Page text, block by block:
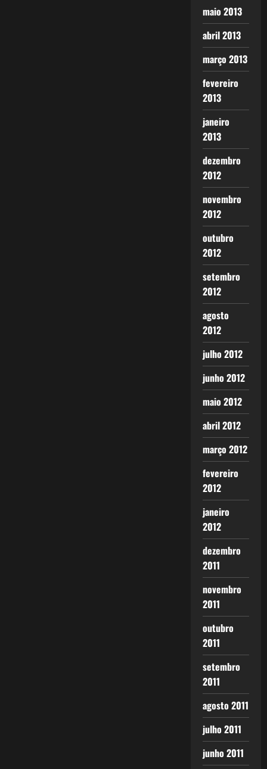
maio 2013
abril 2013
março 2013
fevereiro
2013
janeiro
2013
dezembro
2012
novembro
2012
outubro
2012
setembro
2012
agosto
2012
julho 2012
junho 2012
maio 2012
abril 2012
março 2012
fevereiro
2012
janeiro
2012
dezembro
2011
novembro
2011
outubro
2011
setembro
2011
agosto 2011
julho 2011
junho 2011